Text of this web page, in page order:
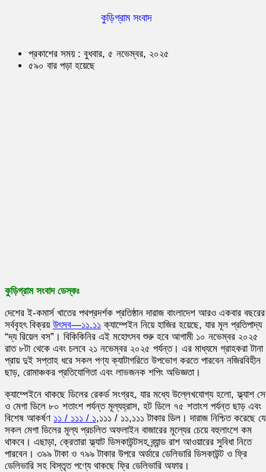
কুড়িগ্রাম সংবাদ
প্রকাশের সময় : বুধবার, ৫ নভেম্বর, ২০২৫
৫৯০ বার পড়া হয়েছে
কুড়িগ্রাম সংবাদ ডেস্কঃ
দেশের ই-কমার্স খাতের পথপ্রদর্শক প্রতিষ্ঠান দারাজ বাংলাদেশ আরও একবার বছরের
সর্ববৃহৎ বিক্রয় উৎসব—১১.১১ ক্যাম্পেইন নিয়ে হাজির হয়েছে, যার মূল প্রতিপাদ্য
“দ্য রিয়েল বস”। বিকিকিনির এই মহোৎসব শুরু হবে আগামী ১০ নভেম্বর ২০২৫
রাত ৮টা থেকে এবং চলবে ২১ নভেম্বর ২০২৫ পর্যন্ত। এর মাধ্যমে গ্রাহকরা টানা
প্রায় দুই সপ্তাহ ধরে সকল পণ্য ক্যাটাগরিতে উপভোগ করতে পারবেন নজিরবিহীন
ছাড়, রোমাঞ্চকর প্রতিযোগিতা এবং লাভজনক শপিং অভিজ্ঞতা।
ক্যাম্পেইনে থাকছে ডিলের রেকর্ড সংগ্রহ, যার মধ্যে উল্লেখযোগ্য হলো, ফ্ল্যাশ
ও মেগা ডিলে ৮০ শতাংশ পর্যন্ত মূল্যহ্রাস, হট ডিলে ৭৫ শতাংশ পর্যন্ত ছাড় এবং
বিশেষ আকর্ষণ ১১ / ১১১ / ১,১১১ / ১১,১১১ টাকার ডিল। দারাজ নিশ্চিত করেছে যে
সকল মেগা ডিলের মূল্য প্রচলিত অফলাইন বাজারের মূল্যের চেয়ে বহুলাংশে কম
থাকবে। এছাড়া, ক্রেতারা ফ্ল্যাট ডিসকাউন্টসহ ব্র্যান্ড রাশ আওয়ারের সুবিধা নিতে
পারবেন। ৩৯৯ টাকা ও ৭৯৯ টাকার উপরে অর্ডারে ডেলিভারি ডিসকাউন্ট ও ফ্রি
ডেলিভারি সহ বিস্তৃত পণ্যে থাকছে ফ্রি ডেলিভারি অফার।